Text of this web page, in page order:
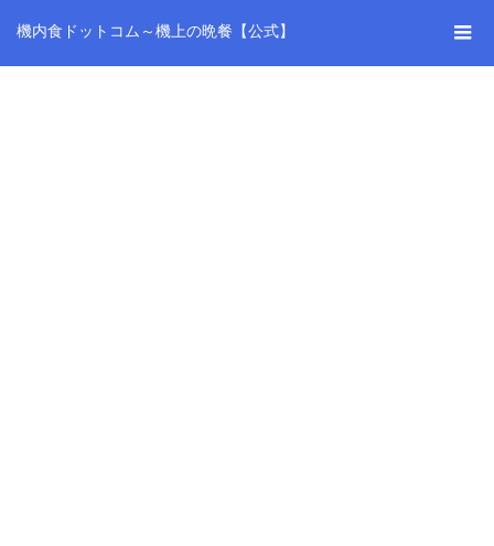
機内食ドットコム～機上の晩餐【公式】